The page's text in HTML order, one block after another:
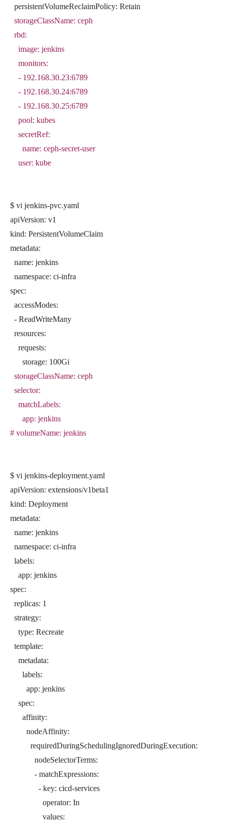
persistentVolumeReclaimPolicy: Retain
storageClassName: ceph
rbd:
image: jenkins
monitors:
- 192.168.30.23:6789
- 192.168.30.24:6789
- 192.168.30.25:6789
pool: kubes
secretRef:
name: ceph-secret-user
user: kube
$ vi jenkins-pvc.yaml
apiVersion: v1
kind: PersistentVolumeClaim
metadata:
name: jenkins
namespace: ci-infra
spec:
accessModes:
- ReadWriteMany
resources:
requests:
storage: 100Gi
storageClassName: ceph
selector:
matchLabels:
app: jenkins
# volumeName: jenkins
$ vi jenkins-deployment.yaml
apiVersion: extensions/v1beta1
kind: Deployment
metadata:
name: jenkins
namespace: ci-infra
labels:
app: jenkins
spec:
replicas: 1
strategy:
type: Recreate
template:
metadata:
labels:
app: jenkins
spec:
affinity:
nodeAffinity:
requiredDuringSchedulingIgnoredDuringExecution:
nodeSelectorTerms:
- matchExpressions:
- key: cicd-services
operator: In
values: